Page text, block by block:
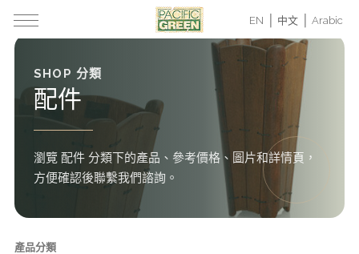
EN 中文 Arabic
SHOP 分類
配件
瀏覽 配件 分類下的產品、參考價格、圖片和詳情頁，
方便確認後聯繫我們諮詢。
產品分類